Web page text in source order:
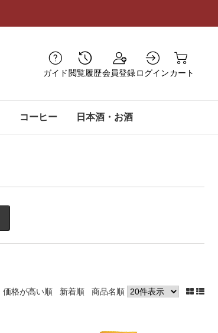
ガイド 閲覧履歴会員登録ログインカート
コーヒー 日本酒・お酒
価格が高い順 新着順 商品名順